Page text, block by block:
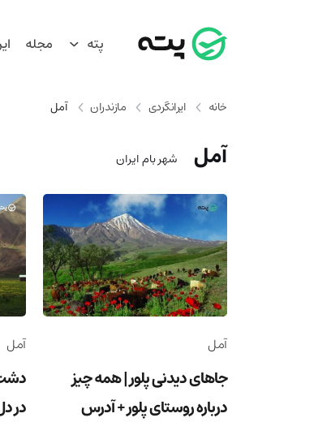
پته مجله
خانه ایرانگردی مازندران آمل
آمل شهر بام ایران
آمل
جاهای دیدنی پلور | همه چیز
درباره روستای پلور + آدرس
آمل
در